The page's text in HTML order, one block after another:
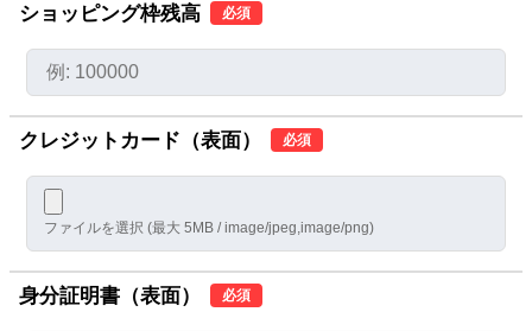
ショッピング枠残高 必須
クレジットカード（表面） 必須
ファイルを選択 (最大 5MB / image/jpeg,image/png)
身分証明書（表面） 必須